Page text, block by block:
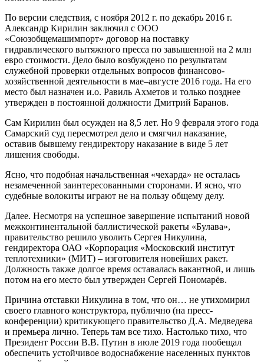
По версии следствия, с ноября 2012 г. по декабрь 2016 г.
Александр Кирилин заключил с ООО
«Союзобщемашимпорт» договор на поставку
гидравлического вытяжного пресса по завышенной на 2 млн
евро стоимости. Дело было возбуждено по результатам
служебной проверки отдельных вопросов финансово-
хозяйственной деятельности в мае–августе 2016 года. На его
место был назначен и.о. Равиль Ахметов и только позднее
утвержден в постоянной должности Дмитрий Баранов.
Сам Кирилин был осужден на 8,5 лет. Но 9 февраля этого года
Самарский суд пересмотрел дело и смягчил наказание,
оставив бывшему гендиректору наказание в виде 5 лет
лишения свободы.
Ясно, что подобная начальственная «чехарда» не осталась
незамеченной заинтересованными сторонами. И ясно, что
судебные волокиты играют не на пользу общему делу.
Далее. Несмотря на успешное завершение испытаний новой
межконтинентальной баллистической ракеты «Булава»,
правительство решило уволить Сергея Никулина,
гендиректора ОАО «Корпорация «Московский институт
теплотехники» (МИТ) – изготовителя новейших ракет.
Должность также долгое время оставалась вакантной, и лишь
потом на его место был утвержден Сергей Пономарёв.
Причина отставки Никулина в том, что он… не утихомирил
своего главного конструктора, публично (на пресс-
конференции) критикующего правительство Д.А. Медведева
и премьера лично. Теперь там все тихо. Настолько тихо, что
Президент России В.В. Путин в июле 2019 года пообещал
обеспечить устойчивое водоснабжение населенных пунктов